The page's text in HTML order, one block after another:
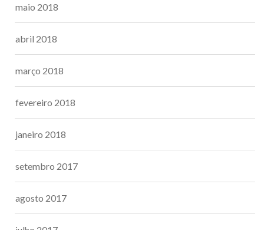
maio 2018
abril 2018
março 2018
fevereiro 2018
janeiro 2018
setembro 2017
agosto 2017